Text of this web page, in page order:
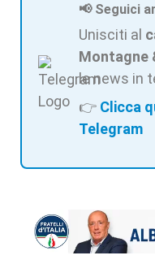
📢 Seguici
Unisciti al
Montagne
le news in
👉 Clicca
Telegram